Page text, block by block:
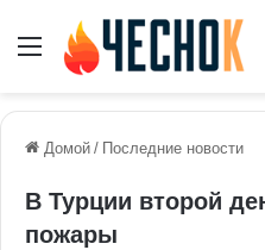
Меню
Домой / Последние новости
В Турции второй
пожары